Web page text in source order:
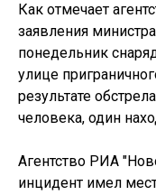
Как отмечает
заявления
понедельник
улице
результате
человека, один
Агентство РИА
инцидент имел